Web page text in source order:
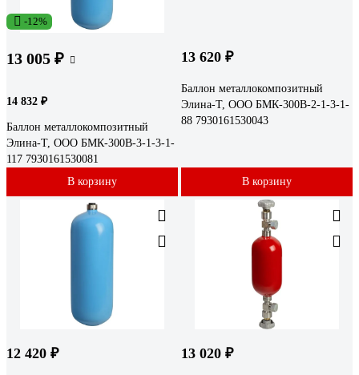
-12%
13 005 ₽
14 832 ₽
Баллон металлокомпозитный
Элина-Т, ООО БМК-300В-3-1-3-1-
117 7930161530081
В корзину
13 620 ₽
Баллон металлокомпозитный
Элина-Т, ООО БМК-300В-2-1-3-1-
88 7930161530043
В корзину
12 420 ₽ 13 020 ₽